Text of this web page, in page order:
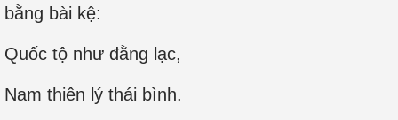
bằng bài kệ:
Quốc tộ như đằng lạc,
Nam thiên lý thái bình.